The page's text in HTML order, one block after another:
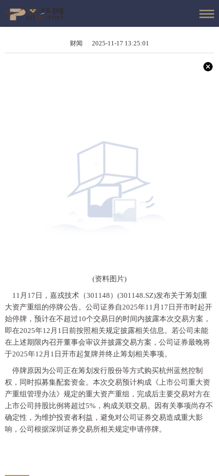
财闻 2025-11-17 13:25:01
(资料图片)
11月17日，嘉戎技术（301148）(301148.SZ)发布关于筹划重
大资产重组的停牌公告。公司证券自2025年11月17日开市时起开
始停牌，预计在不超过10个交易日的时间内披露本次交易方案，
即在2025年12月1日前按照相关规定披露相关信息。若公司未能
在上述期限内召开董事会审议并披露交易方案，公司证券最晚将
于2025年12月1日开市起复牌并终止筹划相关事项。
停牌原因为公司正在筹划发行股份等方式购买杭州蓝然控制
权，同时拟募集配套资金。本次交易预计构成《上市公司重大资
产重组管理办法》规定的重大资产重组，完成后主要交易对方在
上市公司持股比例将超过5%，构成关联交易。因有关事项尚存不
确定性，为维护投资者利益，避免对公司证券交易造成重大影
响，公司根据深圳证券交易所相关规定申请停牌。